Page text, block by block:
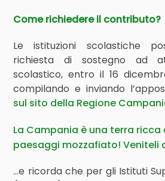
Come richiedere il contributo? ‍
Le istituzioni scolastiche
richiesta di sostegno ad
scolastico, entro il 16
compilando e inviando
sul sito della Regione
La Campania è una terra ricca
paesaggi mozzafiato! Veniteli
…e ricorda che per gli Istituti